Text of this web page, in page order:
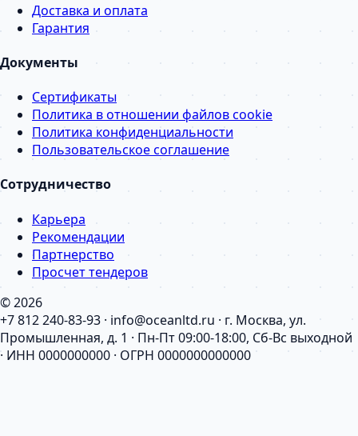
Доставка и оплата
Гарантия
Документы
Сертификаты
Политика в отношении файлов cookie
Политика конфиденциальности
Пользовательское соглашение
Сотрудничество
Карьера
Рекомендации
Партнерство
Просчет тендеров
© 2026
+7 812 240-83-93 · info@oceanltd.ru · г. Москва, ул.
Промышленная, д. 1 · Пн-Пт 09:00-18:00, Сб-Вс выходной
· ИНН 0000000000 · ОГРН 0000000000000